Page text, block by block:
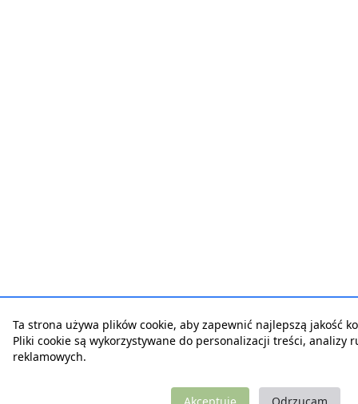
Ta strona używa plików cookie, aby zapewnić najlepszą jakość
Pliki cookie są wykorzystywane do personalizacji treści, analizy
reklamowych.